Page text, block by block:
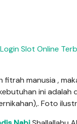
Login Slot Online
fitrah manusia ,
ini adalah
Foto